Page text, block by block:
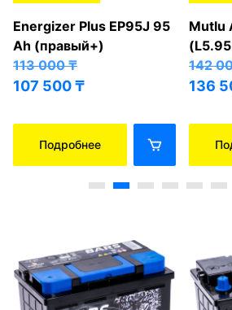
Energizer Plus EP95J 95
Ah (правый+)
113 000₸
107 500₸
Подробнее
Mutlu
142
136